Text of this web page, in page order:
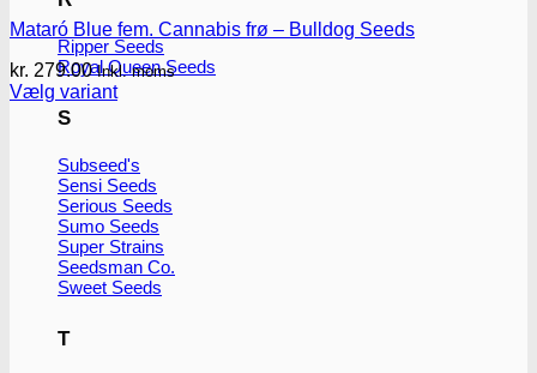
Ripper Seeds
Royal Queen Seeds
S
Subseed's
Sensi Seeds
Serious Seeds
Sumo Seeds
Super Strains
Seedsman Co.
Sweet Seeds
T
Mataró Blue fem. Cannabis frø – Bulldog Seeds
kr. 279.00 Inkl. moms
Vælg variant
varianter.
Mulighederne
vælges